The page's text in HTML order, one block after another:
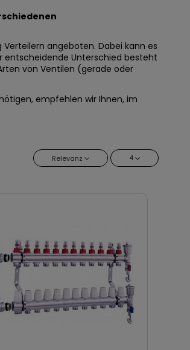
angeboten. Dabei kann es
entscheidende Unterschied besteht
von Ventilen (gerade oder
empfehlen wir Ihnen, im
Relevanz 4